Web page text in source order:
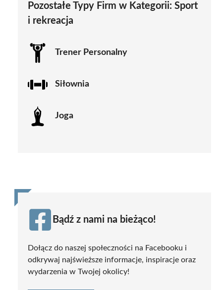
Pozostałe Typy Firm w Kategorii: Sport
i rekreacja
Trener Personalny
Siłownia
Joga
Bądź z nami na bieżąco!
Dołącz do naszej społeczności na Facebooku i
odkrywaj najświeższe informacje, inspiracje oraz
wydarzenia w Twojej okolicy!